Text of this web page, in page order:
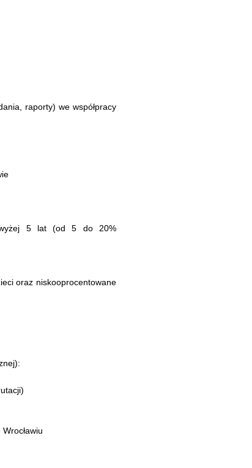
raporty) we współpracy
5 lat (od 5 do 20%
oraz niskooprocentowane